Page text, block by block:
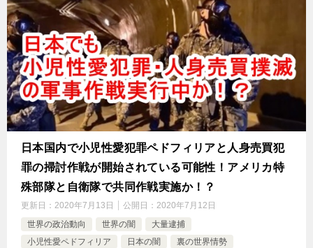
日本国内で小児性愛犯罪ペドフィリアと人身売買犯
罪の掃討作戦が開始されている可能性！アメリカ特
殊部隊と自衛隊で共同作戦実施か！？
更新日： 2020年7月13日 公開日： 2020年7月12日
世界の政治動向
世界の闇
大量逮捕
小児性愛ペドフィリア
日本の闇 裏の世界情勢